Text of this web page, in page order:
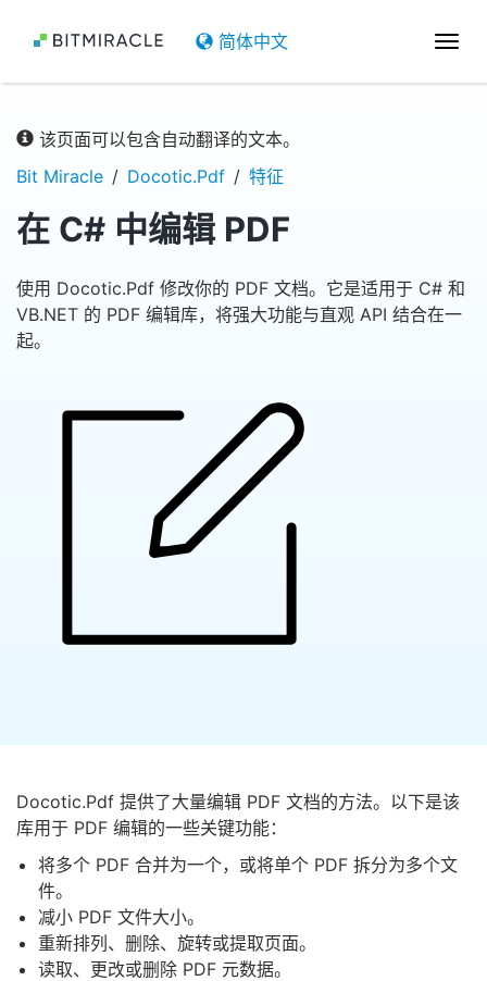
简体中文
切
该页面可以包含自动翻译的文本。
Bit Miracle
Docotic.Pdf 特征
在 C# 中编辑 PDF
使用 Docotic.Pdf 修改你的 PDF 文档。它是适用于 C# 和
VB.NET 的 PDF 编辑库，将强大功能与直观 API 结合在一
起。
Docotic.Pdf 提供了大量编辑 PDF 文档的方法。以下是该
库用于 PDF 编辑的一些关键功能：
将多个 PDF 合并为一个，或将单个 PDF 拆分为多个文
件。
减小 PDF 文件大小。
重新排列、删除、旋转或提取页面。
读取、更改或删除 PDF 元数据。